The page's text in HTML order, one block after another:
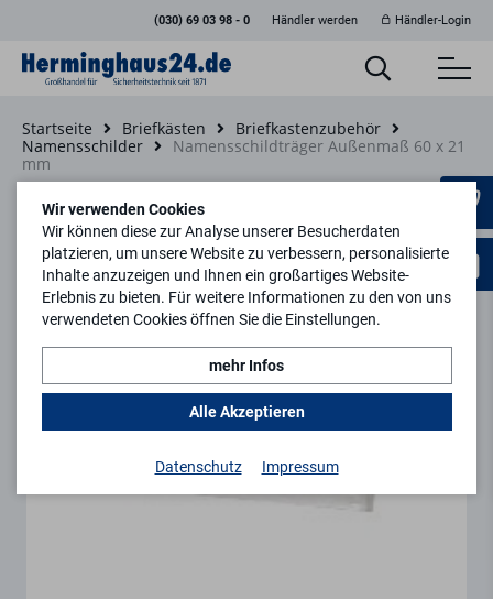
(030) 69 03 98 - 0 Händler werden Händler-Login
Startseite Briefkästen
Briefkastenzubehör
Namensschilder
Namensschildträger Außenmaß 60 x 21
mm
Wir verwenden Cookies
Wir können diese zur Analyse unserer Besucherdaten
platzieren, um unsere Website zu verbessern, personalisierte
Inhalte anzuzeigen und Ihnen ein großartiges Website-
Erlebnis zu bieten. Für weitere Informationen zu den von uns
verwendeten Cookies öffnen Sie die Einstellungen.
mehr Infos
Alle Akzeptieren
Datenschutz Impressum